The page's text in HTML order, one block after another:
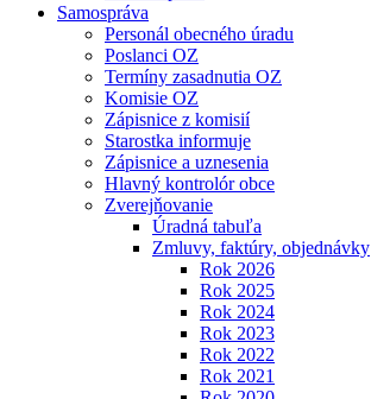
Samospráva
Personál obecného úradu
Poslanci OZ
Termíny zasadnutia OZ
Komisie OZ
Zápisnice z komisií
Starostka informuje
Zápisnice a uznesenia
Hlavný kontrolór obce
Zverejňovanie
Úradná tabuľa
Zmluvy, faktúry, objednávky
Rok 2026
Rok 2025
Rok 2024
Rok 2023
Rok 2022
Rok 2021